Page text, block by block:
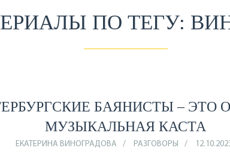
ПО ТЕГУ:
БАЯНИСТЫ – ЭТО
МУЗЫКАЛЬНАЯ КАСТА
ЕКАТЕРИНА ВИНОГРАДОВА РАЗГОВОРЫ